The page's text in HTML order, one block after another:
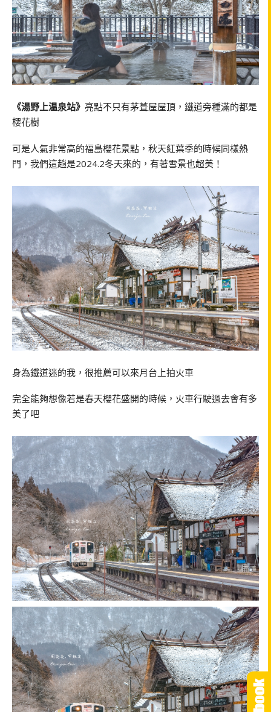
《湯野上温泉站》 亮點不只有茅葺屋屋頂，鐵道旁種滿的都是
櫻花樹
可是人氣非常高的福島櫻花景點，秋天紅葉季的時候同樣熱
門，我們這趟是2024.2冬天來的，有著雪景也超美！
身為鐵道迷的我，很推薦可以來月台上拍火車
完全能夠想像若是春天櫻花盛開的時候，火車行駛過去會有多
美了吧